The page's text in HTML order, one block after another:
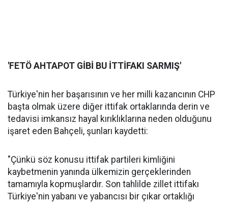
'FETÖ AHTAPOT GİBİ BU İTTİFAKI SARMIŞ'
Türkiye'nin her başarısının ve her milli kazancının CHP
başta olmak üzere diğer ittifak ortaklarında derin ve
tedavisi imkansız hayal kırıklıklarına neden olduğunu
işaret eden Bahçeli, şunları kaydetti:
"Çünkü söz konusu ittifak partileri kimliğini
kaybetmenin yanında ülkemizin gerçeklerinden
tamamıyla kopmuşlardır. Son tahlilde zillet ittifakı
Türkiye'nin yabanı ve yabancısı bir çıkar ortaklığı